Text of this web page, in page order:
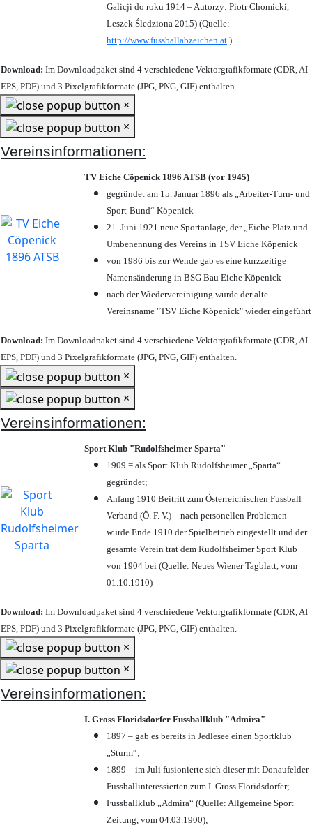
Galicji do roku 1914 – Autorzy: Piotr Chomicki,
Leszek Śledziona 2015) (Quelle:
http://www.fussballabzeichen.at )
Download: Im Downloadpaket sind 4 verschiedene Vektorgrafikformate (CDR, AI
EPS, PDF) und 3 Pixelgrafikformate (JPG, PNG, GIF) enthalten.
×
×
Vereinsinformationen:
TV Eiche Cöpenick 1896 ATSB (vor 1945)
gegründet am 15. Januar 1896 als „Arbeiter-Turn- und
Sport-Bund“ Köpenick
21. Juni 1921 neue Sportanlage, der „Eiche-Platz und
Umbenennung des Vereins in TSV Eiche Köpenick
von 1986 bis zur Wende gab es eine kurzzeitige
Namensänderung in BSG Bau Eiche Köpenick
nach der Wiedervereinigung wurde der alte
Vereinsname "TSV Eiche Köpenick" wieder eingeführt
Download: Im Downloadpaket sind 4 verschiedene Vektorgrafikformate (CDR, AI
EPS, PDF) und 3 Pixelgrafikformate (JPG, PNG, GIF) enthalten.
×
×
Vereinsinformationen:
Sport Klub "Rudolfsheimer Sparta"
1909 = als Sport Klub Rudolfsheimer „Sparta“
gegründet;
Anfang 1910 Beitritt zum Österreichischen Fussball
Verband (Ö. F. V.) – nach personellen Problemen
wurde Ende 1910 der Spielbetrieb eingestellt und der
gesamte Verein trat dem Rudolfsheimer Sport Klub
von 1904 bei (Quelle: Neues Wiener Tagblatt, vom
01.10.1910)
Download: Im Downloadpaket sind 4 verschiedene Vektorgrafikformate (CDR, AI
EPS, PDF) und 3 Pixelgrafikformate (JPG, PNG, GIF) enthalten.
×
×
Vereinsinformationen:
I. Gross Floridsdorfer Fussballklub "Admira"
1897 – gab es bereits in Jedlesee einen Sportklub
„Sturm“;
1899 – im Juli fusionierte sich dieser mit Donaufelder
Fussballinteressierten zum I. Gross Floridsdorfer;
Fussballklub „Admira“ (Quelle: Allgemeine Sport
Zeitung, vom 04.03.1900);